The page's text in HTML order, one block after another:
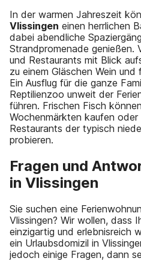
In der warmen Jahreszeit
Vlissingen einen herrlichen
dabei abendliche
Strandpromenade genießen.
und Restaurants mit Blick
zu einem Gläschen Wein
Ein Ausflug für die ganze
Reptilienzoo unweit der
führen. Frischen Fisch
Wochenmärkten kaufen oder
Restaurants der typisch
probieren.
Fragen und
in Vlissingen
Sie suchen eine
Vlissingen? Wir wollen, dass
einzigartig und erlebnisreich
ein Urlaubsdomizil in
jedoch einige Fragen, dann